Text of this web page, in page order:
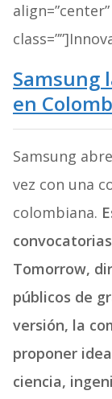
Samsung
en
Samsung
vez con una
colombiana.
Tomorrow,
públicos de
versión, la
proponer
ciencia,